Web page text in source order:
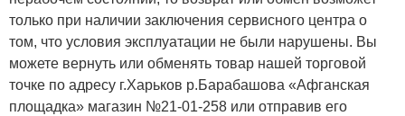
только при наличии заключения сервисного центра о
том, что условия эксплуатации не были нарушены. Вы
можете вернуть или обменять товар нашей торговой
точке по адресу г.Харьков р.Барабашова «Афганская
площадка» магазин №21-01-258 или отправив его